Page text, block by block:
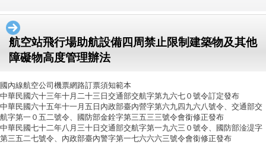
航空站飛行場助航設備四周禁止限制建築物及其他
障礙物高度管理辦法
國內線航空公司機票網路訂票須知範本
中華民國六十三年十月二十三日交通部交航字第九六七０號令訂定發布
中華民國六十五年十一月五日內政部臺內營字第六九四九六八號令、交通部交
航字第一０五二號令、國防部金銓字第三五三三號令會銜修正發布
中華民國七十二年八月三十日交通部交航字第一九六三０號令、國防部淦湜字
第三五二七號令、內政部臺內警字第一七六六六三號令會銜修正發布